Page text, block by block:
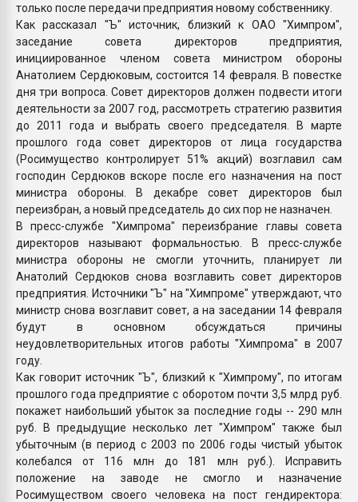
только после передачи предприятия новому собственнику.
Как рассказал "Ъ" источник, близкий к ОАО "Химпром",
заседание совета директоров предприятия,
инициированное членом совета министром обороны
Анатолием Сердюковым, состоится 14 февраля. В повестке
дня три вопроса. Совет директоров должен подвести итоги
деятельности за 2007 год, рассмотреть стратегию развития
до 2011 года и выбрать своего председателя. В марте
прошлого года совет директоров от лица государства
(Росимущество контролирует 51% акций) возглавил сам
господин Сердюков вскоре после его назначения на пост
министра обороны. В декабре совет директоров был
переизбран, а новый председатель до сих пор не назначен.
В пресс-службе "Химпрома" переизбрание главы совета
директоров называют формальностью. В пресс-службе
министра обороны не смогли уточнить, планирует ли
Анатолий Сердюков снова возглавить совет директоров
предприятия. Источники "Ъ" на "Химпроме" утверждают, что
министр снова возглавит совет, а на заседании 14 февраля
будут в основном обсуждаться причины
неудовлетворительных итогов работы "Химпрома" в 2007
году.
Как говорит источник "Ъ", близкий к "Химпрому", по итогам
прошлого года предприятие с оборотом почти 3,5 млрд руб.
покажет наибольший убыток за последние годы -- 290 млн
руб. В предыдущие несколько лет "Химпром" также был
убыточным (в период с 2003 по 2006 годы чистый убыток
колебался от 116 млн до 181 млн руб.). Исправить
положение на заводе не смогло и назначение
Росимуществом своего человека на пост гендиректора: